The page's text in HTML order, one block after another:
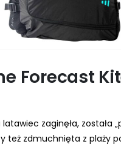
Forecast
zaginęła, została
też zdmuchnięta z plaży